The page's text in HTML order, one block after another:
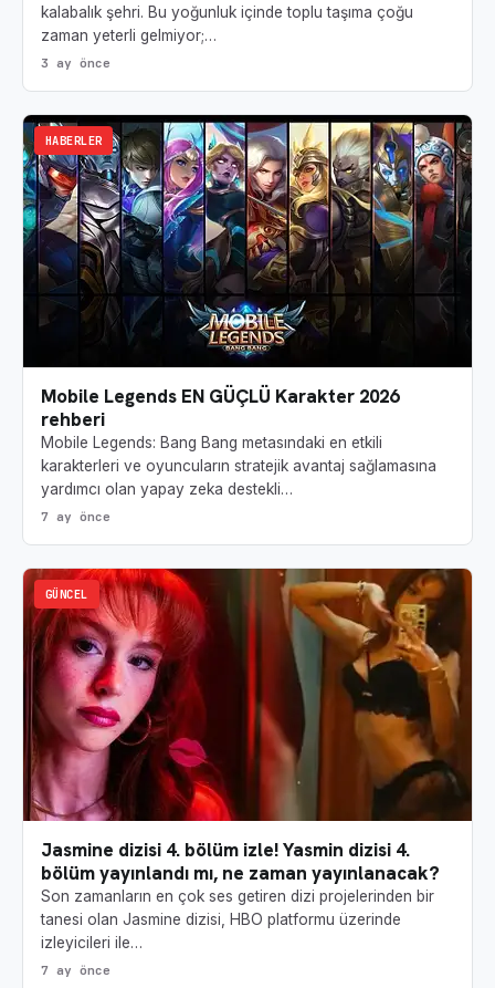
kalabalık şehri. Bu yoğunluk içinde toplu taşıma çoğu
zaman yeterli gelmiyor;…
3 ay önce
HABERLER
Mobile Legends EN GÜÇLÜ Karakter 2026
rehberi
Mobile Legends: Bang Bang metasındaki en etkili
karakterleri ve oyuncuların stratejik avantaj sağlamasına
yardımcı olan yapay zeka destekli…
7 ay önce
GÜNCEL
Jasmine dizisi 4. bölüm izle! Yasmin dizisi 4.
bölüm yayınlandı mı, ne zaman yayınlanacak?
Son zamanların en çok ses getiren dizi projelerinden bir
tanesi olan Jasmine dizisi, HBO platformu üzerinde
izleyicileri ile…
7 ay önce